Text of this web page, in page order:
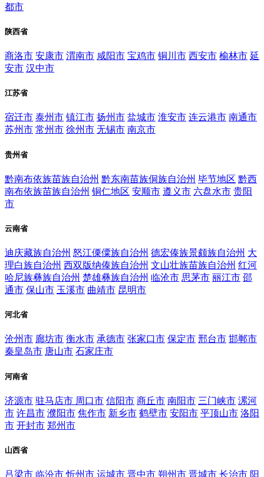
都市
陕西省
商洛市 安康市 渭南市 咸阳市 宝鸡市 铜川市 西安市 榆林市 延
安市 汉中市
江苏省
宿迁市 泰州市 镇江市 扬州市 盐城市 淮安市 连云港市 南通市
苏州市 常州市 徐州市 无锡市 南京市
贵州省
黔南布依族苗族自治州 黔东南苗族侗族自治州 毕节地区 黔西
南布依族苗族自治州 铜仁地区 安顺市 遵义市 六盘水市 贵阳
市
云南省
迪庆藏族自治州 怒江傈僳族自治州 德宏傣族景颇族自治州 大
理白族自治州 西双版纳傣族自治州 文山壮族苗族自治州 红河
哈尼族彝族自治州 楚雄彝族自治州 临沧市 思茅市 丽江市 邵
通市 保山市 玉溪市 曲靖市 昆明市
河北省
沧州市 廊坊市 衡水市 承德市 张家口市 保定市 邢台市 邯郸市
秦皇岛市 唐山市 石家庄市
河南省
济源市 驻马店市 周口市 信阳市 商丘市 南阳市 三门峡市 漯河
市 许昌市 濮阳市 焦作市 新乡市 鹤壁市 安阳市 平顶山市 洛阳
市 开封市 郑州市
山西省
吕梁市 临汾市 忻州市 运城市 晋中市 朔州市 晋城市 长治市 阳